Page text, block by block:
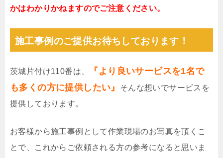
かはわかりかねますのでご注意ください。
施工事例のご提供お待ちしております！
茨城片付け110番は、
『より良いサービスを1名で
も多くの方に提供したい』
そんな想いでサービスを
提供しております。
お客様から施工事例として作業現場のお写真を頂くこ
とで、これからご依頼される方の参考になると思いま